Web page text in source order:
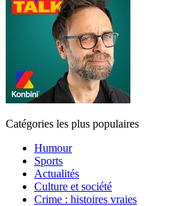
Catégories les plus populaires
Humour
Sports
Actualités
Culture et société
Crime : histoires vraies